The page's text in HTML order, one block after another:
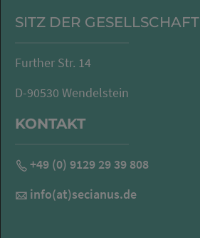
SITZ DER GESELLSCHAFT
Further Str. 14
D-90530 Wendelstein
KONTAKT
+49 (0) 9129 29 39 808
info(at)secianus.de